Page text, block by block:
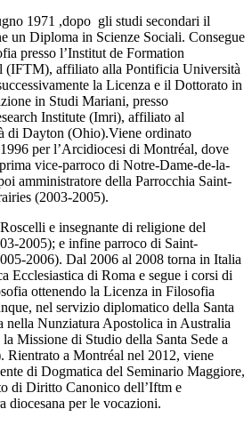
1971 ,dopo gli studi secondari il
un Diploma in Scienze Sociali. Consegue
presso l’Institut de Formation
(IFTM), affiliato alla Pontificia Università
la Licenza e il Dottorato in
in Studi Mariani, presso
Institute (Imri), affiliato al
di Dayton (Ohio).Viene ordinato
per l’Arcidiocesi di Montréal, dove
vice-parroco di Notre-Dame-de-la-
amministratore della Parrocchia Saint-
(2003-2005).
e insegnante di religione del
2005); e infine parroco di Saint-
2006). Dal 2006 al 2008 torna in Italia
Ecclesiastica di Roma e segue i corsi di
ottenendo la Licenza in Filosofia
nel servizio diplomatico della Santa
nella Nunziatura Apostolica in Australia
Missione di Studio della Santa Sede a
a Montréal nel 2012, viene
di Dogmatica del Seminario Maggiore,
di Diritto Canonico dell’Iftm e
diocesana per le vocazioni.